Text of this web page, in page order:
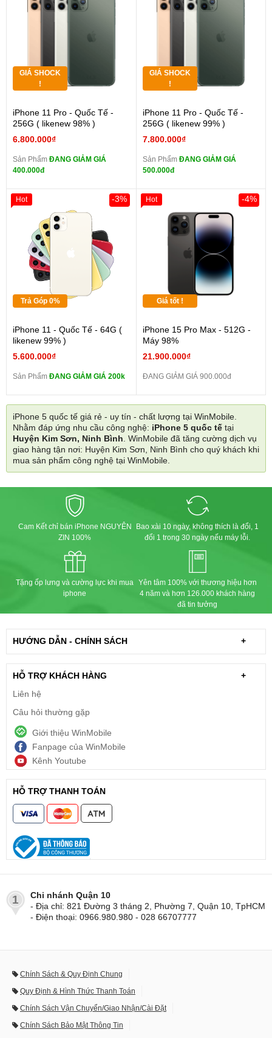
GIÁ SHOCK
!
iPhone 11 Pro - Quốc Tế -
256G ( likenew 98% )
6.800.000₫
Sản Phẩm ĐANG GIẢM GIÁ
400.000đ
GIÁ SHOCK
!
iPhone 11 Pro - Quốc Tế -
256G ( likenew 99% )
7.800.000₫
Sản Phẩm ĐANG GIẢM GIÁ
500.000đ
Trả Góp 0%
iPhone 11 - Quốc Tế - 64G (
likenew 99% )
5.600.000₫
-3%
Sản Phẩm ĐANG GIẢM GIÁ 200k
Hot
Giá tốt !
iPhone 15 Pro Max - 512G -
Máy 98%
21.900.000₫
-4%
ĐANG GIẢM GIÁ 900.000đ
Hot
iPhone 5 quốc tế giá rẻ - uy tín - chất lượng tại WinMobile.
Nhằm đáp ứng nhu cầu công nghệ: iPhone 5 quốc tế tại
Huyện Kim Sơn, Ninh Bình. WinMobile đã tăng cường dịch vụ
giao hàng tận nơi: Huyện Kim Sơn, Ninh Bình cho quý khách khi
mua sản phẩm công nghệ tại WinMobile.
Cam Kết chỉ bán iPhone NGUYÊN
ZIN 100%
Bao xài 10 ngày, không thích là đổi, 1
đổi 1 trong 30 ngày nếu máy lỗi.
Tặng ốp lưng và cường lực khi mua
iphone
Yên tâm 100% với thương hiệu hơn
4 năm và hơn 126.000 khách hàng
đã tin tưởng
HƯỚNG DẪN - CHÍNH SÁCH +
HỖ TRỢ KHÁCH HÀNG
+
Liên hệ
Câu hỏi thường gặp
Giới thiệu WinMobile
Fanpage của WinMobile
Kênh Youtube
HỖ TRỢ THANH TOÁN
1
Chi nhánh Quận 10
- Địa chỉ: 821 Đường 3 tháng 2, Phường 7, Quận 10, TpHCM
- Điện thoại: 0966.980.980 - 028 66707777
Chính Sách & Quy Định Chung
Quy Định & Hình Thức Thanh Toán
Chính Sách Vận Chuyển/Giao Nhận/Cài Đặt
Chính Sách Bảo Mật Thông Tin